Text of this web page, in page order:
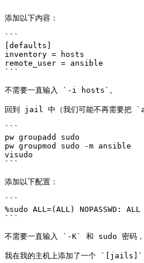
添加以下内容：
```
[defaults]
inventory = hosts
remote_user = ansible
```
不需要一直输入 `-i hosts`。
回到 jail 中（我们可能不再需要
```
pw groupadd sudo
pw groupmod sudo -m ansible
visudo
```
添加以下配置：
```
%sudo ALL=(ALL) NOPASSWD: ALL
```
不需要一直输入 `-K` 和 sudo 密码，
我在我的主机上添加了一个